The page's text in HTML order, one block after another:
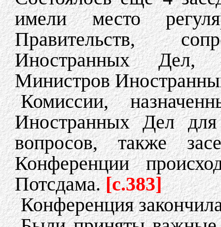
имели место
Правительств,
Иностранных Дел,
Министров
Комиссии,
Иностранных Дел для
вопросов, также
Конференции
Потсдама.[c.383]
Конференция